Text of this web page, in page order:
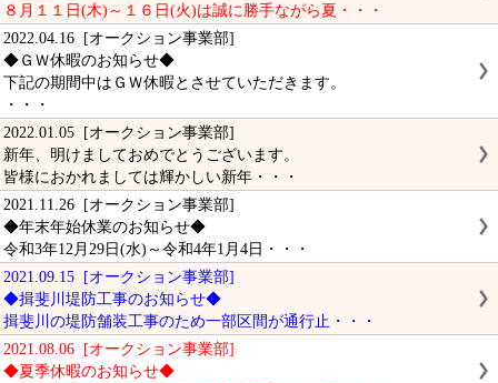
８月１１日(木)～１６日(火)は誠に勝手ながら夏・・・
2022.04.16 [オークション事業部]
◆ＧＷ休暇のお知らせ◆
下記の期間中はＧＷ休暇とさせていただきます。
・・・
2022.01.05 [オークション事業部]
新年、明けましておめでとうございます。
皆様におかれましては輝かしい新年・・・
2021.11.26 [オークション事業部]
◆年末年始休業のお知らせ◆
令和3年12月29日(水)～令和4年1月4日・・・
2021.09.15 [オークション事業部]
◆揖斐川堤防工事のお知らせ◆
揖斐川の堤防舗装工事のため一部区間が通行止・・・
2021.08.06 [オークション事業部]
◆夏季休暇のお知らせ◆